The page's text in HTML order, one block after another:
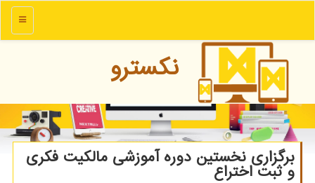
منو
نكسترو
برگزاری نخستین دوره آموزشی مالکیت فکری
و ثبت اختراع